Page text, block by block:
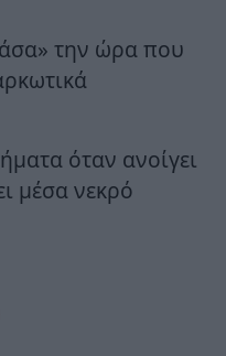
την ώρα που
όταν ανοίγει
μέσα νεκρό